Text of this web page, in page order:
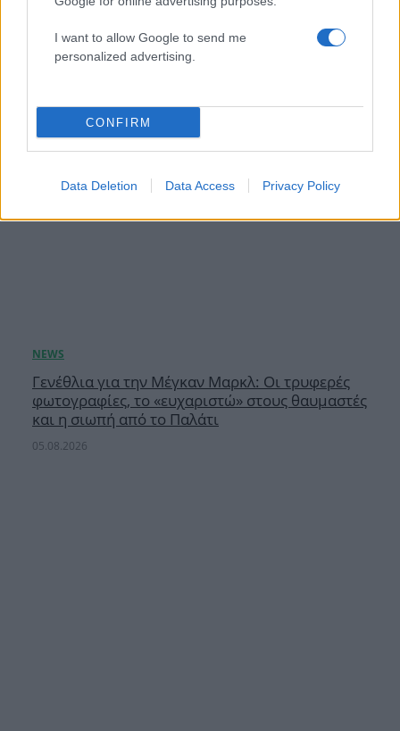
I want to allow Google to send me
personalized advertising.
CONFIRM
Data Deletion Data Access Privacy Policy
Τζένιφερ Λόπεζ: Η selfie της χωρίς μακιγιάζ
αποδεικνύει τη δύναμη του σωστού skincare
05.08.2026
Γενέθλια για την Μέγκαν Μαρκλ: Οι τρυφερές
φωτογραφίες, το «ευχαριστώ» στους θαυμαστές
και η σιωπή από το Παλάτι
05.08.2026